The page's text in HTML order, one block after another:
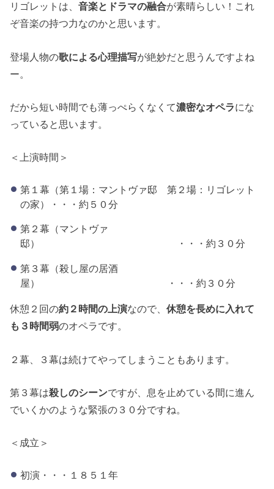
リゴレットは、音楽とドラマの融合が素晴らしい！これ
ぞ音楽の持つ力なのかと思います。
登場人物の歌による心理描写が絶妙だと思うんですよね
ー。
だから短い時間でも薄っぺらくなくて濃密なオペラにな
っていると思います。
＜上演時間＞
第１幕（第１場：マントヴァ邸 第２場：リゴレット
の家）・・・約５０分
第２幕（マントヴァ
邸） ・・・約３０分
第３幕（殺し屋の居酒
屋） ・・・約３０分
休憩２回の約２時間の上演なので、休憩を長めに入れて
も３時間弱のオペラです。
２幕、３幕は続けてやってしまうこともあります。
第３幕は殺しのシーンですが、息を止めている間に進ん
でいくかのような緊張の３０分ですね。
＜成立＞
初演・・・１８５１年